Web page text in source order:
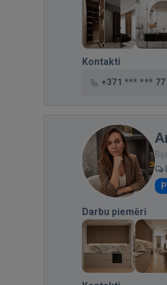
Kontakti
+371 *** *** 77
Darbu piemēri